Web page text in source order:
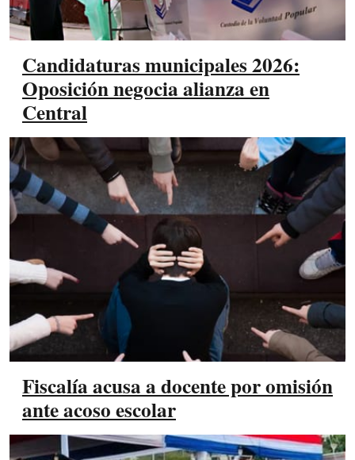
Candidaturas municipales 2026:
Oposición negocia alianza en
Central
Fiscalía acusa a docente por omisión
ante acoso escolar